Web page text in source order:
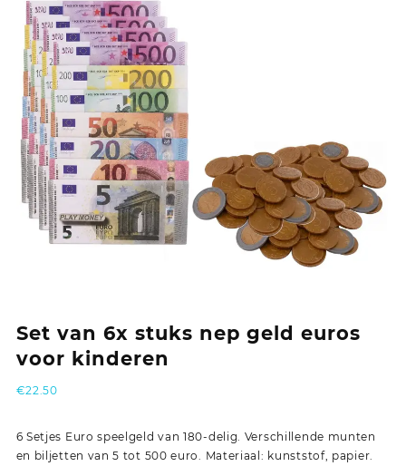
Set van 6x stuks nep geld euros
voor kinderen
€22.50
6 Setjes Euro speelgeld van 180-delig. Verschillende munten
en biljetten van 5 tot 500 euro. Materiaal: kunststof, papier.